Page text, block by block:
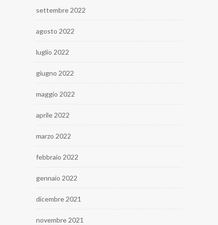
settembre 2022
agosto 2022
luglio 2022
giugno 2022
maggio 2022
aprile 2022
marzo 2022
febbraio 2022
gennaio 2022
dicembre 2021
novembre 2021